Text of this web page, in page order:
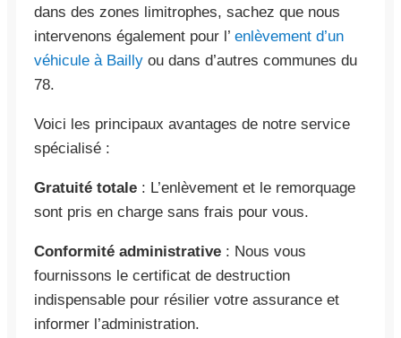
dans des zones limitrophes, sachez que nous
intervenons également pour l’ enlèvement d’un
véhicule à Bailly ou dans d’autres communes du
78.
Voici les principaux avantages de notre service
spécialisé :
Gratuité totale : L’enlèvement et le remorquage
sont pris en charge sans frais pour vous.
Conformité administrative : Nous vous
fournissons le certificat de destruction
indispensable pour résilier votre assurance et
informer l’administration.